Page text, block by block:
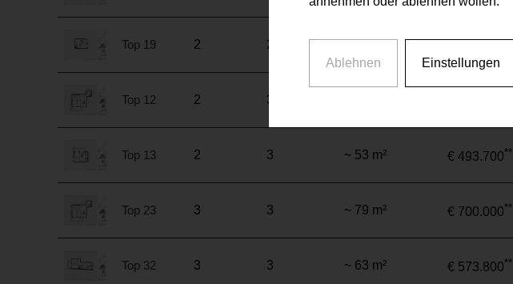
Top 19 2 2 ~ 40 m² **
Top 12 2 3
Top 13 2 3 ~ 53 m² € 493.700**
Top 23 3 3 ~ 79 m² € 700.000**
Top 32 3 3 ~ 63 m² € 573.800**
Ablehnen Einstellungen